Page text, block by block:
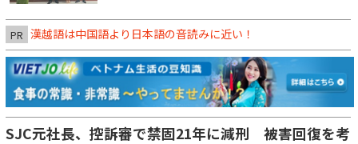
PR 漢越語は中国語より日本語の音読みに近い！
SJC元社長、控訴審で禁固21年に減刑 被害回復を考